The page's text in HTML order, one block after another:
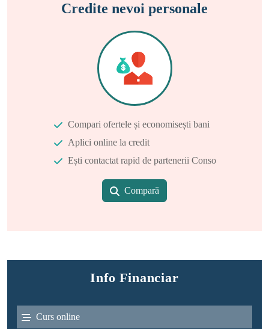
Credite nevoi personale
Compari ofertele și economisești bani
Aplici online la credit
Ești contactat rapid de partenerii Conso
Compară
Info Financiar
Curs online